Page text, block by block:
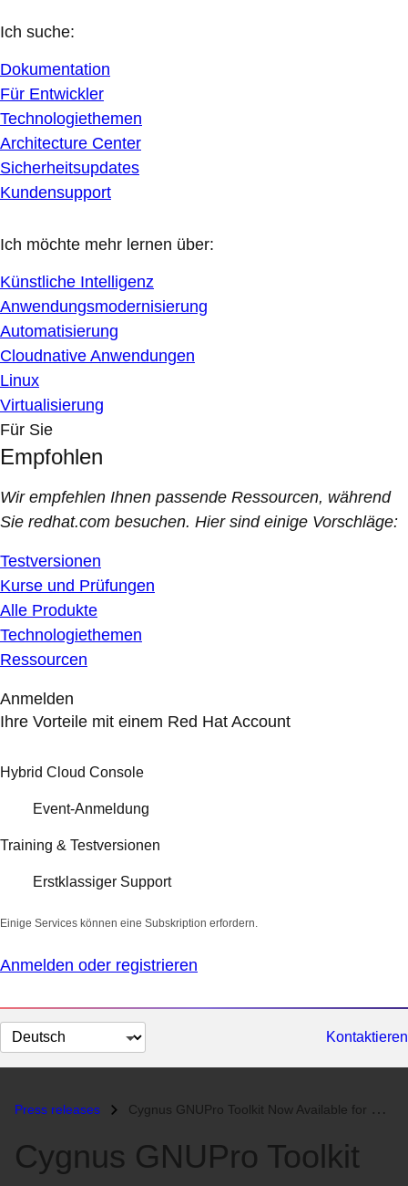
Ich suche:
Dokumentation
Für Entwickler
Technologiethemen
Architecture Center
Sicherheitsupdates
Kundensupport
Ich möchte mehr lernen über:
Künstliche Intelligenz
Anwendungsmodernisierung
Automatisierung
Cloudnative Anwendungen
Linux
Virtualisierung
Für Sie
Empfohlen
Wir empfehlen Ihnen passende Ressourcen, während
Sie redhat.com besuchen. Hier sind einige Vorschläge:
Testversionen
Kurse und Prüfungen
Alle Produkte
Technologiethemen
Ressourcen
Anmelden
Ihre Vorteile mit einem Red Hat Account
Hybrid Cloud Console
Event-Anmeldung
Training & Testversionen
Erstklassiger Support
Einige Services können eine Subskription erfordern.
Anmelden oder registrieren
Sprache
auswählen
Kontaktieren
Press releases Cygnus GNUPro Toolkit Now Available for Linux Developers...
Cygnus GNUPro Toolkit